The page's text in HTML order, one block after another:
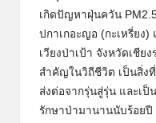
เกิดปัญหาฝุ่นควัน
ปกาเกอะญอ (กะเหรี่ยง
เวียงป่าเป้า จังหวัดเชีย
สำคัญในวิถีชีวิต เป็นสิ่ง
ส่งต่อจากรุ่นสู่รุ่น และเ
รักษาป่ามานานนับร้อยปี